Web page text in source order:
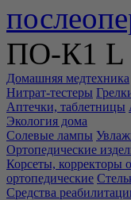
ПО-К1 L
Домашняя медтехника
Нитрат-тестеры
Аптечки, таблетницы
Экология дома
Солевые лампы
Ортопедические
Корсеты, корректоры
ортопедические
Средства